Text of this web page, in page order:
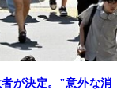
が決定。"意外な消